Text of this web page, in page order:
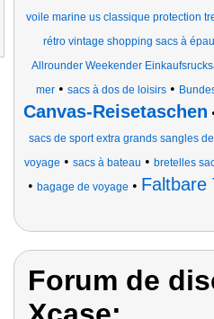
voile marine us classique protection
rétro vintage shopping sacs à
Allrounder Weekender
mer • sacs à dos de loisirs •
Canvas-Reisetaschen
sacs de sport extra grands sangles
voyage • sacs à bateau • bretelles
• bagage de voyage • Faltbare
Forum de